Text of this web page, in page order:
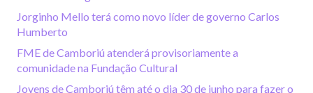
Jorginho Mello terá como novo líder de governo Carlos
Humberto
FME de Camboriú atenderá provisoriamente a
comunidade na Fundação Cultural
Jovens de Camboriú têm até o dia 30 de junho para fazer o